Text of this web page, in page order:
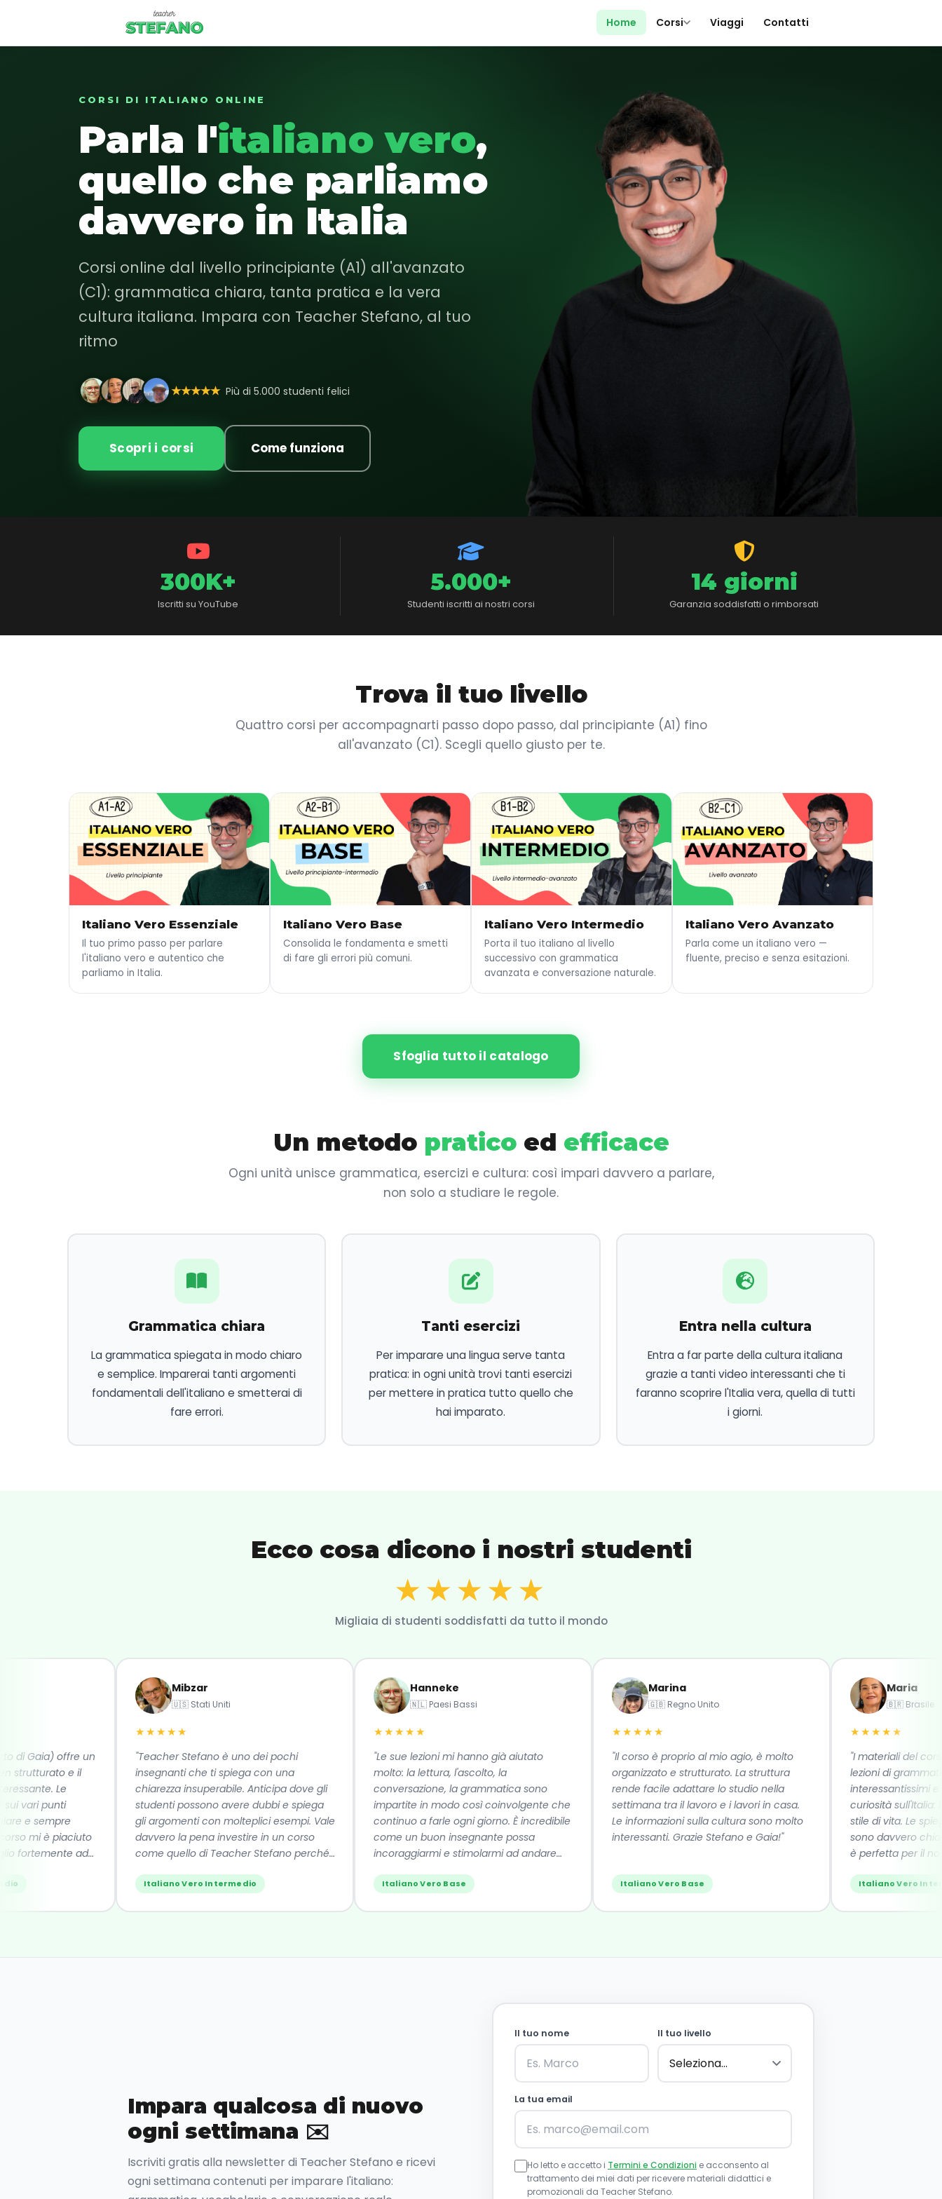
Home Corsi Viaggi Contatti
Essenziale
Intermedio
Avanzato
CORSI DI ITALIANO ONLINE
Parla l'italiano vero,
quello che parliamo
davvero in Italia
Corsi online dal livello principiante (A1) all'avanzato
(C1): grammatica chiara, tanta pratica e la vera
cultura italiana. Impara con Teacher Stefano, al tuo
ritmo
★★★★★ Più di 5.000 studenti felici
Scopri i corsi Come funziona
300K+
Iscritti su YouTube
5.000+
Studenti iscritti ai nostri corsi
14 giorni
Garanzia soddisfatti o rimborsati
Trova il tuo livello
Quattro corsi per accompagnarti passo dopo passo, dal principiante (A1) fino
all'avanzato (C1). Scegli quello giusto per te.
Italiano Vero Essenziale
Il tuo primo passo per parlare
l'italiano vero e autentico che
parliamo in Italia.
Italiano Vero Base
Consolida le fondamenta e smetti
di fare gli errori più comuni.
Italiano Vero Intermedio
Porta il tuo italiano al livello
successivo con grammatica
avanzata e conversazione naturale.
Italiano Vero Avanzato
Parla come un italiano vero —
fluente, preciso e senza esitazioni.
Sfoglia tutto il catalogo
Un metodo praticoed efficace
Ogni unità unisce grammatica, esercizi e cultura: così impari davvero a parlare,
non solo a studiare le regole.
Grammatica chiara
La grammatica spiegata in modo chiaro
e semplice. Imparerai tanti argomenti
fondamentali dell'italiano e smetterai di
fare errori.
Tanti esercizi
Per imparare una lingua serve tanta
pratica: in ogni unità trovi tanti esercizi
per mettere in pratica tutto quello che
hai imparato.
Entra nella cultura
Entra a far parte della cultura italiana
grazie a tanti video interessanti che ti
faranno scoprire l'Italia vera, quella di tutti
i giorni.
Ecco cosa dicono i nostri studenti
★★★★★
Migliaia di studenti soddisfatti da tutto il mondo
Gaia) offre un
e il
Le
punti
sempre
mi è piaciuto
ad
Mibzar
🇺🇸 Stati Uniti
★★★★★
"Teacher Stefano è uno dei pochi
insegnanti che ti spiega con una
chiarezza insuperabile. Anticipa dove gli
studenti possono avere dubbi e spiega
gli argomenti con molteplici esempi. Vale
davvero la pena investire in un corso
come quello di Teacher Stefano perché
consiglio!"
Italiano Vero Intermedio
Hanneke
🇳🇱 Paesi Bassi
★★★★★
"Le sue lezioni mi hanno già aiutato
molto: la lettura, l'ascolto, la
conversazione, la grammatica sono
impartite in modo così coinvolgente che
continuo a farle ogni giorno. È incredibile
come un buon insegnante possa
incoraggiarmi e stimolarmi ad andare
Italiano Vero Base
Marina
🇬🇧 Regno Unito
★★★★★
"Il corso è proprio al mio agio, è molto
organizzato e strutturato. La struttura
rende facile adattare lo studio nella
settimana tra il lavoro e i lavori in casa.
Le informazioni sulla cultura sono molto
interessanti. Grazie Stefano e Gaia!"
Italiano Vero Base
Maria
🇧🇷 Brasile
★★★★★
"I materiali del corso
lezioni di grammatica
interessantissimi e
curiosità sull'Italia: la
stile di vita. Le
sono davvero chiare
è perfetta per il nostro
Italiano Vero
Impara qualcosa di nuovo
ogni settimana ✉️
Iscriviti gratis alla newsletter di Teacher Stefano e ricevi
ogni settimana contenuti per imparare l'italiano:
Il tuo nome Il tuo livello
La tua email
Ho letto e accetto i Termini e Condizioni e acconsento al
trattamento dei miei dati per ricevere materiali didattici e
promozionali da Teacher Stefano.